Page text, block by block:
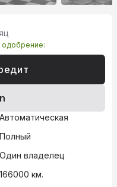
одобрение:
Автоматическая
Полный
Один владелец
166000 км.